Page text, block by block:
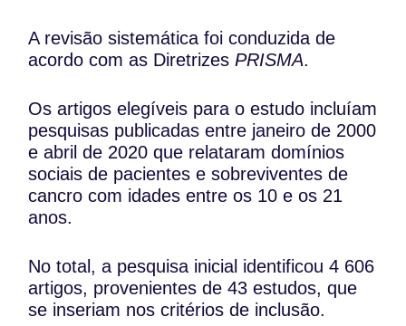
A revisão sistemática foi conduzida de
acordo com as DiretrizesPRISMA.
Os artigos elegíveis para o estudo incluíam
pesquisas publicadas entre janeiro de 2000
e abril de 2020 que relataram domínios
sociais de pacientes e sobreviventes de
cancro com idades entre os 10 e os 21
anos.
No total, a pesquisa inicial identificou 4 606
artigos, provenientes de 43 estudos, que
se inseriam nos critérios de inclusão.